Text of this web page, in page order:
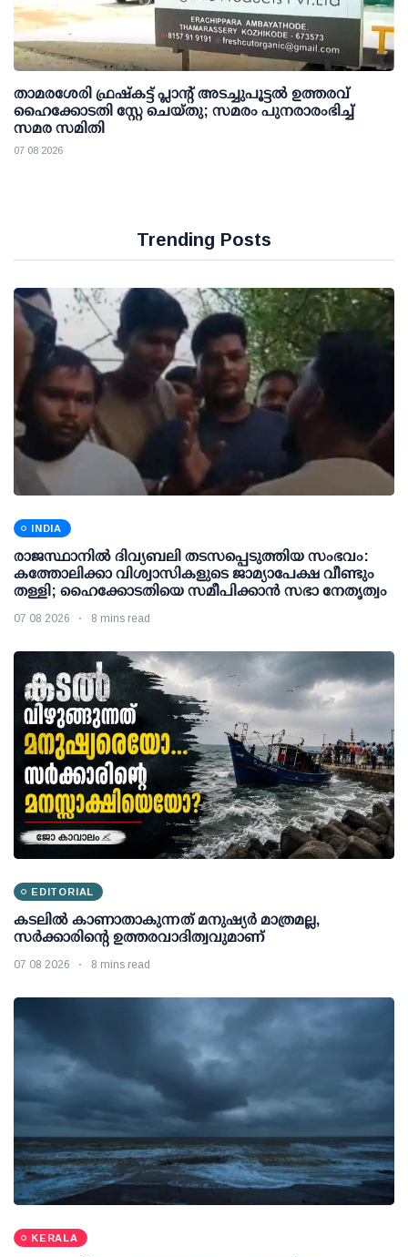
താമരശേരി ഫ്രഷ്കട്ട് പ്ലാന്റ് അടച്ചുപൂട്ടൽ ഉത്തരവ്
ഹൈക്കോടതി സ്റ്റേ ചെയ്തു; സമരം പുനരാരംഭിച്ച്
സമര സമിതി
07 08 2026
Trending Posts
INDIA
രാജസ്ഥാനിൽ ദിവ്യബലി തടസപ്പെടുത്തിയ സംഭവം:
കത്തോലിക്കാ വിശ്വാസികളുടെ ജാമ്യാപേക്ഷ വീണ്ടും
തള്ളി; ഹൈക്കോടതിയെ സമീപിക്കാൻ സഭാ നേതൃത്വം
07 08 2026 8 mins read
EDITORIAL
കടലിൽ കാണാതാകുന്നത് മനുഷ്യർ മാത്രമല്ല,
സർക്കാരിന്റെ ഉത്തരവാദിത്വവുമാണ്
07 08 2026 8 mins read
KERALA